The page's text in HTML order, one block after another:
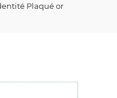
Plaqué or